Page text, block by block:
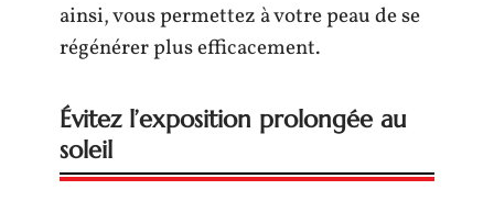
ainsi, vous permettez à votre peau de se
régénérer plus efficacement.
Évitez l’exposition prolongée au
soleil